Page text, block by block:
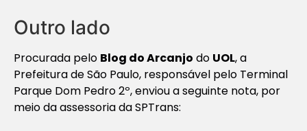
Outro lado
Procurada pelo Blog do Arcanjo do UOL, a
Prefeitura de São Paulo, responsável pelo Terminal
Parque Dom Pedro 2º, enviou a seguinte nota, por
meio da assessoria da SPTrans: